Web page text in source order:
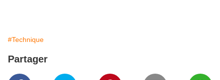
#Technique
Partager